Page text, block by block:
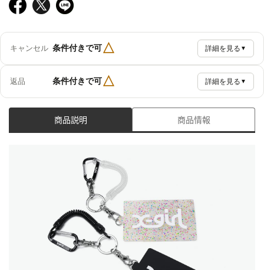
キャンセル 条件付きで可△ 詳細を見る ▼
返品 条件付きで可△ 詳細を見る ▼
商品説明 商品情報